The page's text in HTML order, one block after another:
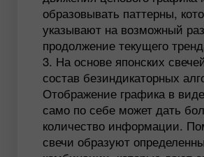
образовывать паттерны,
указывают на возможный
продолжение текущего
На основе японских
состав безиндикаторных
Отображение графика в
само по себе может дать
количество информации.
свечи образуют